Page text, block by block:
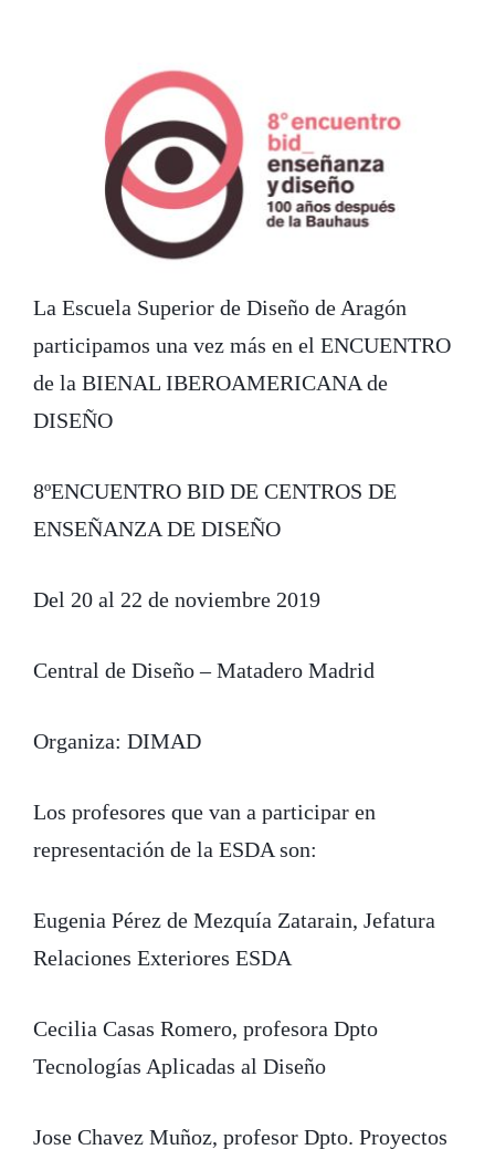
La Escuela Superior de Diseño de Aragón
participamos una vez más en el ENCUENTRO
de la BIENAL IBEROAMERICANA de
DISEÑO
8ºENCUENTRO BID DE CENTROS DE
ENSEÑANZA DE DISEÑO
Del 20 al 22 de noviembre 2019
Central de Diseño – Matadero Madrid
Organiza: DIMAD
Los profesores que van a participar en
representación de la ESDA son:
Eugenia Pérez de Mezquía Zatarain, Jefatura
Relaciones Exteriores ESDA
Cecilia Casas Romero, profesora Dpto
Tecnologías Aplicadas al Diseño
Jose Chavez Muñoz, profesor Dpto. Proyectos